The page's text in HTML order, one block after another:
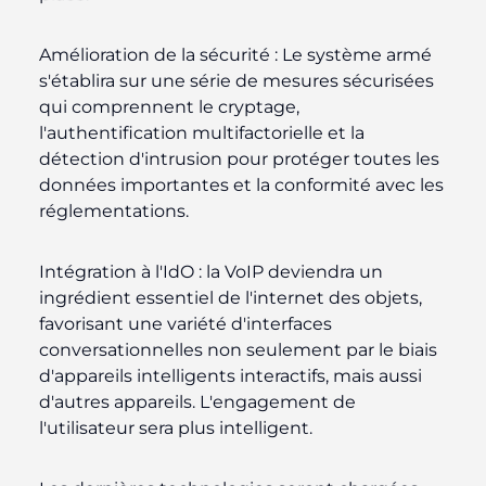
Amélioration de la sécurité : Le système armé
s'établira sur une série de mesures sécurisées
qui comprennent le cryptage,
l'authentification multifactorielle et la
détection d'intrusion pour protéger toutes les
données importantes et la conformité avec les
réglementations.
Intégration à l'IdO : la VoIP deviendra un
ingrédient essentiel de l'internet des objets,
favorisant une variété d'interfaces
conversationnelles non seulement par le biais
d'appareils intelligents interactifs, mais aussi
d'autres appareils. L'engagement de
l'utilisateur sera plus intelligent.